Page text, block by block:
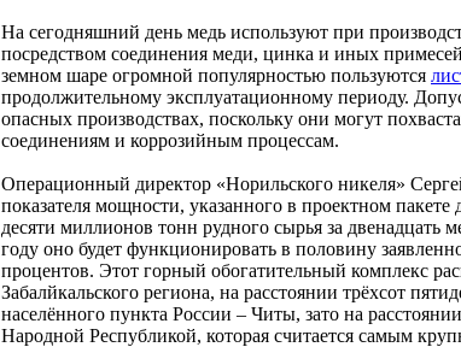
На сегодняшний день медь используют при
посредством соединения меди, цинка и иных
земном шаре огромной популярностью пользуются
продолжительному эксплуатационному периоду.
опасных производствах, поскольку они могут
соединениям и коррозийным процессам.
Операционный директор «Норильского никеля»
показателя мощности, указанного в проектном
десяти миллионов тонн рудного сырья за
году оно будет функционировать в половину
процентов. Этот горный обогатительный комплекс
Забалйкальского региона, на расстоянии трёхсот
населённого пункта России – Читы, зато на
Народной Республикой, которая считается самым